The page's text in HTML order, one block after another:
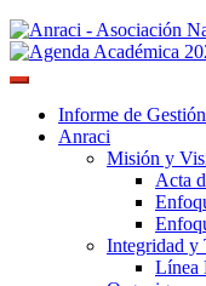
ANRACI –
Gremio de
Nuestra
Informe de Gestión
Anraci
Misión y
Acta
Integridad y
Línea